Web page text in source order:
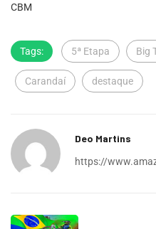
CBM
Tags: 5ª Etapa Big
Carandaí destaque
Deo Martins
https://